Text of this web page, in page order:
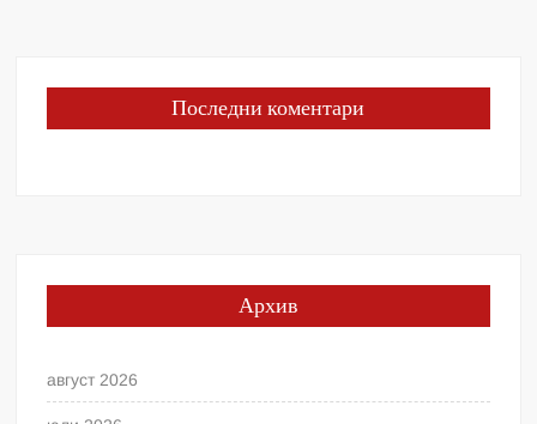
Последни коментари
Архив
август 2026